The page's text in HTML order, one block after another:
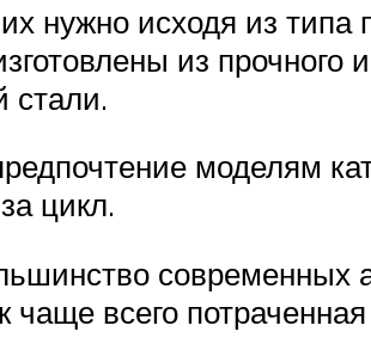
нужно исходя из
из прочного
стали.
моделям
цикл.
современных
всего